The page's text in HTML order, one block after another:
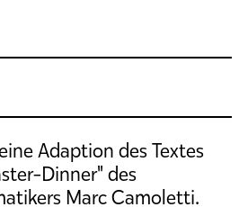
Adaption des Textes
Dinner" des
Marc Camoletti.